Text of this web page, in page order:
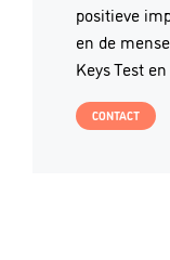
positieve
en de
Keys Test
CONTACT